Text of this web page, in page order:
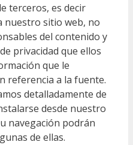
terceros, es decir
nuestro sitio web, no
del contenido y
privacidad que ellos
que le
referencia a la fuente.
detalladamente de
desde nuestro
navegación podrán
de ellas.